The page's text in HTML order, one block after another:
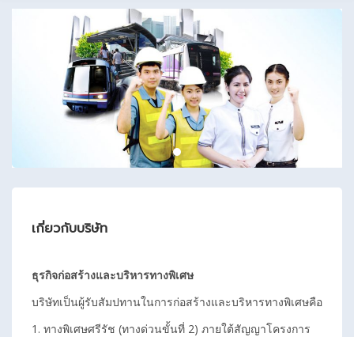
เกี่ยวกับบริษัท
ธุรกิจก่อสร้างและบริหารทางพิเศษ
บริษัทเป็นผู้รับสัมปทานในการก่อสร้างและบริหารทางพิเศษคือ
1. ทางพิเศษศรีรัช (ทางด่วนขั้นที่ 2) ภายใต้สัญญาโครงการ